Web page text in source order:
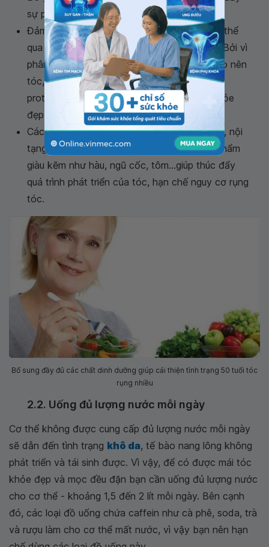
sự phát triển của tóc...
Đảm bảo cung cấp đủ lượng protein cho cơ thể
qua các chế độ ăn chứa thịt, cá, rau xanh... Bởi vì
phân tử protein keratin là thành phần cấu tạo nên
tóc, vì vậy chế độ ăn bổ sung đầy đủ lượng
protein cần thiết giúp nuôi dưỡng mái tóc khỏe
đẹp.
Các loại thực phẩm giàu vitamin H như trứng, nội
tạng (gan, thận), chuối, ngũ cốc... và thực phẩm
giàu kẽm như hàu, ngũ cốc, tôm...giúp thúc đẩy
quá trình phát triển của tóc, hạn chế nguy cơ rụng
tóc.
Bổ sung đầy đủ các chất dinh dưỡng giúp cải thiện tình trạng 50 tuổi tóc
rụng nhiều
2.2. Uống đủ lượng nước mỗi ngày
Cơ thể không được cung cấp đủ lượng nước mỗi ngày
sẽ dẫn đến tình trạng khô da, tế bào nang lông không
phát triển và tái sinh được. Vì vậy, để có được mái tóc
khỏe đẹp và mọc đều đặn bạn cần uống đủ lượng nước
cho cơ thể - khoảng 1,5 đến 2 lít mỗi ngày. Bên cạnh
đó, các loại đồ uống chứa caffein như cà phê, soda, trà
và rượu làm cho cơ thể mất nước, vì vậy bạn nên hạn